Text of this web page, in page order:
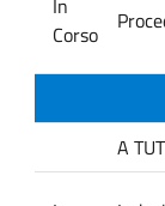
Corso
A